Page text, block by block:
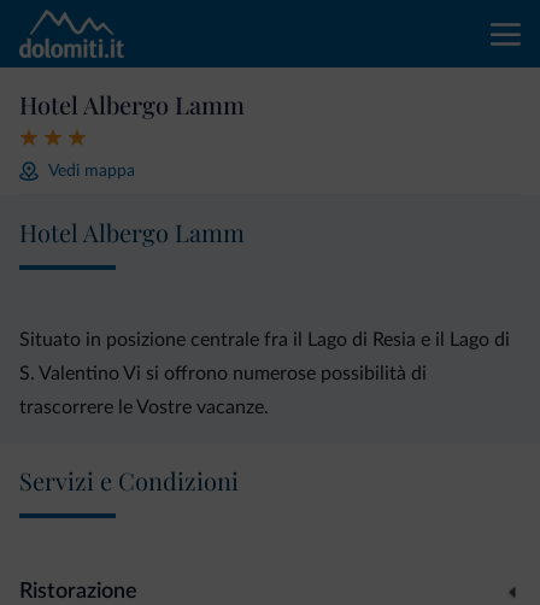
Hotel Albergo Lamm
Vedi mappa
Hotel Albergo Lamm
Situato in posizione centrale fra il Lago di Resia e il Lago di
S. Valentino Vi si offrono numerose possibilità di
trascorrere le Vostre vacanze.
Servizi e Condizioni
Ristorazione